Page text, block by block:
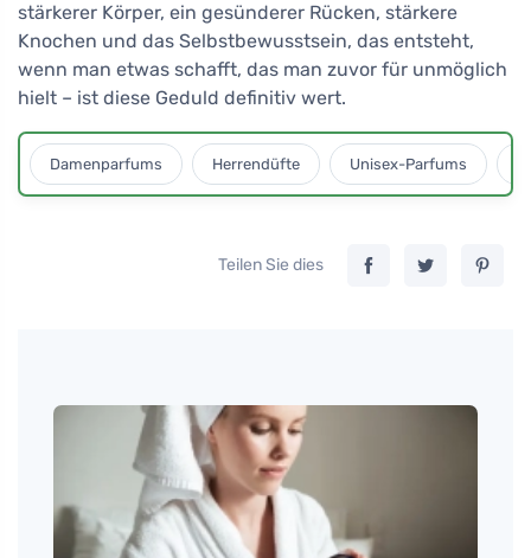
stärkerer Körper, ein gesünderer Rücken, stärkere
Knochen und das Selbstbewusstsein, das entsteht,
wenn man etwas schafft, das man zuvor für unmöglich
hielt – ist diese Geduld definitiv wert.
Damenparfums Herrendüfte Unisex-Parfums
Teilen Sie dies